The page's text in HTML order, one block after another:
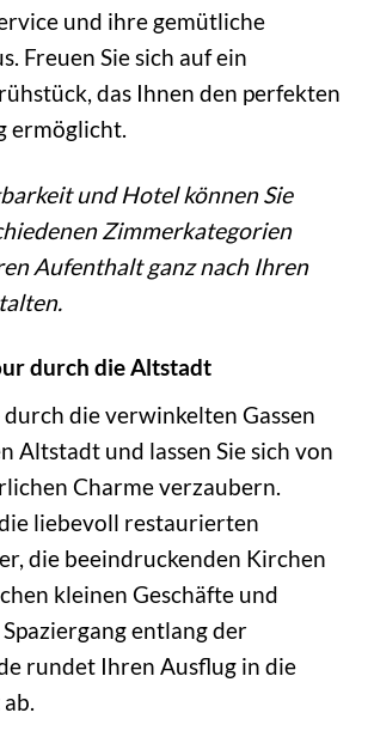
und ihre gemütliche
Freuen Sie sich auf ein
das Ihnen den perfekten
ermöglicht.
und Hotel können Sie
Zimmerkategorien
Aufenthalt ganz nach Ihren
durch die Altstadt
durch die verwinkelten Gassen
Altstadt und lassen Sie sich von
Charme verzaubern.
liebevoll restaurierten
die beeindruckenden Kirchen
kleinen Geschäfte und
entlang der
rundet Ihren Ausflug in die